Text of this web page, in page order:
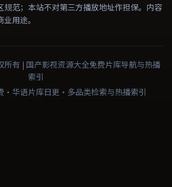
规范；本站不对第三方播放地址作担保。内容
用途。
所有 | 国产影视资源大全免费片库导航与热播
索引
·华语片库日更·多品类检索与热播索引